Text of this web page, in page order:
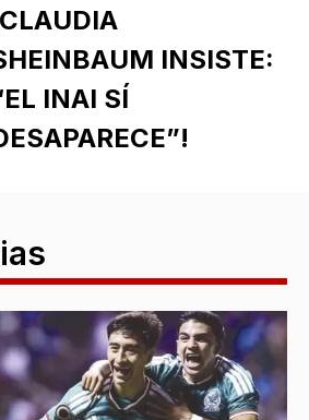
INSISTE:
INAI SÍ